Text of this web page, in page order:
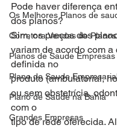
Os Melhores Planos de
Corretora Vendas de
Planos de Saude Empresas
Plano de Saude
Plano de Saude na Bahia
Grandes Empresas
Pode haver diferença
dos planos?
Sim, os preços dos
variam de acordo com a
definida no
produto (ambulatorial,
ou sem obstetrícia,
com o
tipo de rede oferecida.